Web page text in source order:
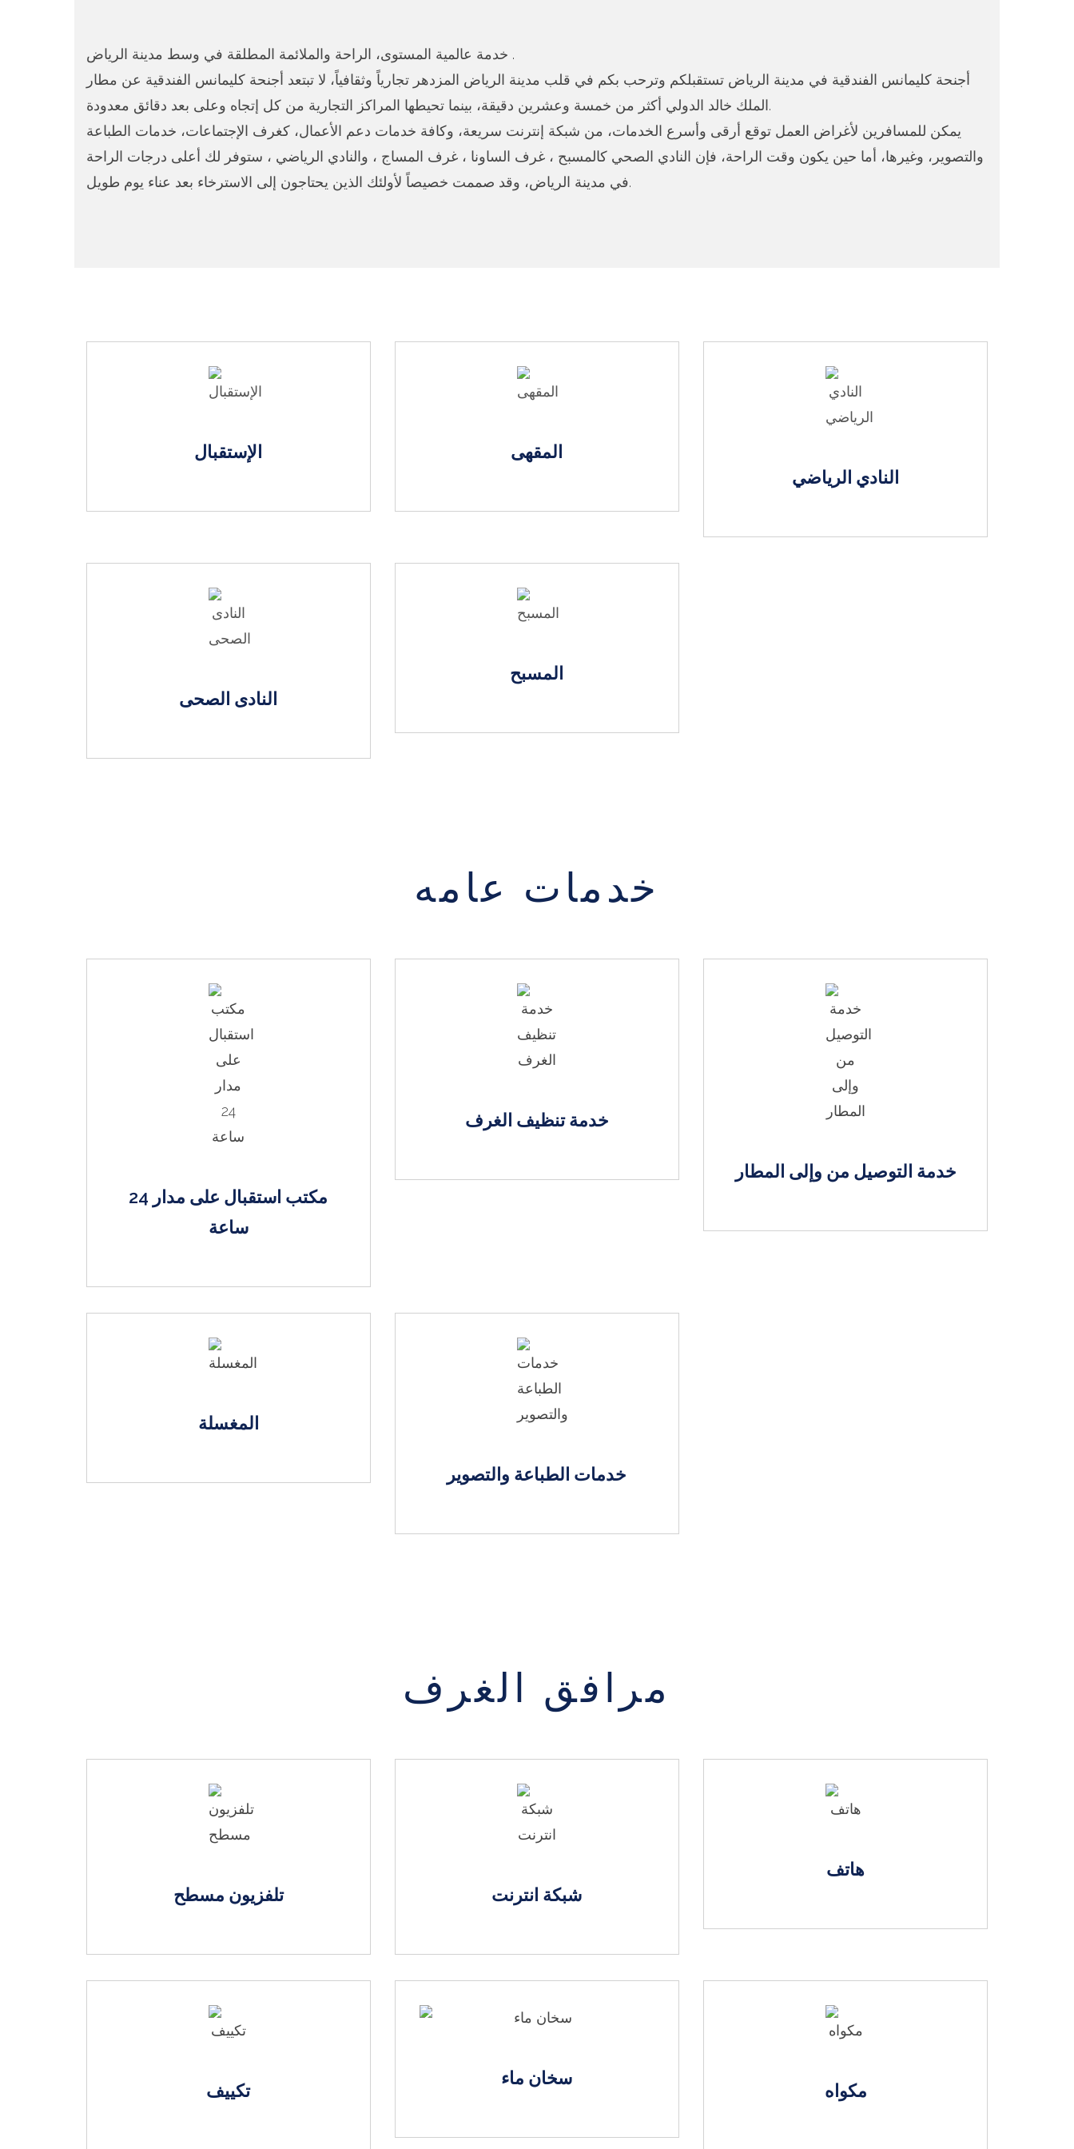
خدمة عالمية المستوى، الراحة والملائمة المطلقة في وسط مدينة الرياض .
أجنحة كليمانس الفندقية في مدينة الرياض تستقبلكم وترحب بكم في قلب مدينة الرياض المزدهر تجارياً وثقافياً، لا تبتعد أجنحة كليمانس الفندقية عن مطار
الملك خالد الدولي أكثر من خمسة وعشرين دقيقة، بينما تحيطها المراكز التجارية من كل إتجاه وعلى بعد دقائق معدودة.
يمكن للمسافرين لأغراض العمل توقع أرقى وأسرع الخدمات، من شبكة إنترنت سريعة، وكافة خدمات دعم الأعمال، كغرف الإجتماعات، خدمات الطباعة
والتصوير، وغيرها، أما حين يكون وقت الراحة، فإن النادي الصحي كالمسبح ، غرف الساونا ، غرف المساج ، والنادي الرياضي ، ستوفر لك أعلى درجات الراحة
في مدينة الرياض، وقد صممت خصيصاً لأولئك الذين يحتاجون إلى الاسترخاء بعد عناء يوم طويل.
الإستقبال
المقهى
النادي الرياضي
النادى الصحى
المسبح
خدمات عامه
مكتب استقبال على مدار 24
ساعة
خدمة تنظيف الغرف
خدمة التوصيل من وإلى المطار
المغسلة
خدمات الطباعة والتصوير
مرافق الغرف
تلفزيون مسطح شبكة انترنت
هاتف
تكييف
سخان ماء
مكواه